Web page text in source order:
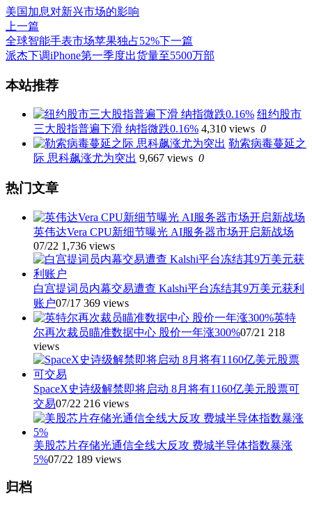
美国加息对新兴市场的影响
上一篇
全球智能手表市场苹果独占52%下一篇
派杰下调iPhone第一季度出货量至5500万部
文
章
本站推荐
纽约股市
三大股指普遍下滑 纳指微跌0.16% 4,310 views 0
勒索病毒蔓延之
际 思科飙涨尤为突出 9,667 views 0
热门文章
英伟达Vera CPU新细节曝光 AI服务器市场开启新战场
07/22 1,736 views
白宫提词员内幕交易遭查 Kalshi平台冻结其9万美元获利
账户07/17 369 views
英特
尔再次裁员瞄准数据中心 股价一年涨300%07/21 218
views
SpaceX史诗级解禁即将启动 8月将有1160亿美元股票可
交易07/22 216 views
美股芯片存储光通信全线大反攻 费城半导体指数暴涨
5%07/22 189 views
归档